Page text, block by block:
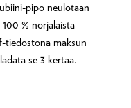
pipo neulotaan
% norjalaista
tiedostona maksun
se 3 kertaa.